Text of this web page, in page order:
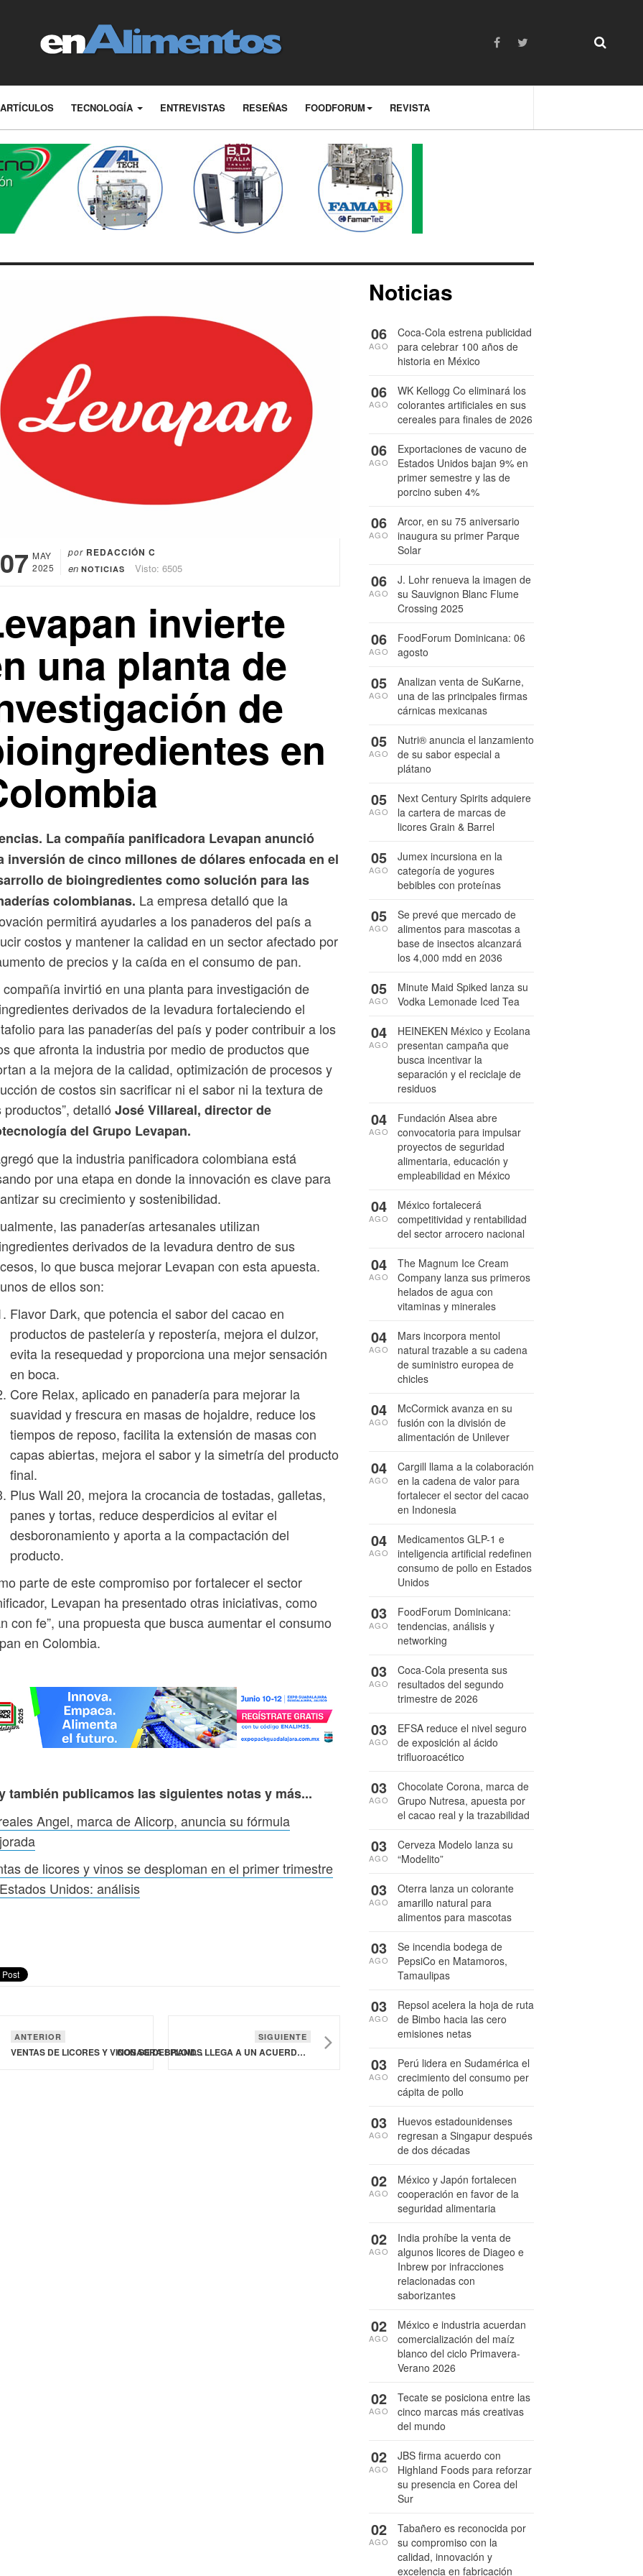
ARTÍCULOS TECNOLOGÍA ENTREVISTAS RESEÑAS FOODFORUM REVISTA
07 MAY
2025
por REDACCIÓN C
en NOTICIAS Visto: 6505
invierte
una planta de
de
en
La compañía panificadora Levapan anunció
inversión de cinco millones de dólares enfocada en el
de bioingredientes como solución para las
colombianas. La empresa detalló que la
permitirá ayudarles a los panaderos del país a
costos y mantener la calidad en un sector afectado por
de precios y la caída en el consumo de pan.
compañía invirtió en una planta para investigación de
derivados de la levadura fortaleciendo el
para las panaderías del país y poder contribuir a los
que afronta la industria por medio de productos que
a la mejora de la calidad, optimización de procesos y
de costos sin sacrificar ni el sabor ni la textura de
productos”, detalló José Villareal, director de
del Grupo Levapan.
que la industria panificadora colombiana está
por una etapa en donde la innovación es clave para
su crecimiento y sostenibilidad.
las panaderías artesanales utilizan
derivados de la levadura dentro de sus
lo que busca mejorar Levapan con esta apuesta.
de ellos son:
Flavor Dark, que potencia el sabor del cacao en
productos de pastelería y repostería, mejora el dulzor,
evita la resequedad y proporciona una mejor sensación
en boca.
Core Relax, aplicado en panadería para mejorar la
suavidad y frescura en masas de hojaldre, reduce los
tiempos de reposo, facilita la extensión de masas con
capas abiertas, mejora el sabor y la simetría del producto
final.
Plus Wall 20, mejora la crocancia de tostadas, galletas,
panes y tortas, reduce desperdicios al evitar el
desboronamiento y aporta a la compactación del
producto.
parte de este compromiso por fortalecer el sector
Levapan ha presentado otras iniciativas, como
con fe”, una propuesta que busca aumentar el consumo
en Colombia.
también publicamos las siguientes notas y más...
Angel, marca de Alicorp, anuncia su fórmula
de licores y vinos se desploman en el primer trimestre
Unidos: análisis
ANTERIOR
VENTAS DE LICORES Y VINOS SE DESPLOMAN EN EL PRIMER TRIMESTRE EN ESTADOS UNIDOS: ANÁLISIS
SIGUIENTE
CONAGRA BRANDS LLEGA A UN ACUERDO CON HOMETOWN FOOD PARA DESINVERTIR EN LA MARCA CHEF BOYARDEE
Noticias
Coca-Cola estrena publicidad
para celebrar 100 años de
historia en México
06
AGO
WK Kellogg Co eliminará los
colorantes artificiales en sus
cereales para finales de 2026
06
AGO
Exportaciones de vacuno de
Estados Unidos bajan 9% en
primer semestre y las de
porcino suben 4%
06
AGO
Arcor, en su 75 aniversario
inaugura su primer Parque
Solar
06
AGO
J. Lohr renueva la imagen de
su Sauvignon Blanc Flume
Crossing 2025
06
AGO
FoodForum Dominicana: 06
agosto
06
AGO
Analizan venta de SuKarne,
una de las principales firmas
cárnicas mexicanas
05
AGO
Nutri® anuncia el lanzamiento
de su sabor especial a
plátano
05
AGO
Next Century Spirits adquiere
la cartera de marcas de
licores Grain & Barrel
05
AGO
Jumex incursiona en la
categoría de yogures
bebibles con proteínas
05
AGO
Se prevé que mercado de
alimentos para mascotas a
base de insectos alcanzará
los 4,000 mdd en 2036
05
AGO
Minute Maid Spiked lanza su
Vodka Lemonade Iced Tea
05
AGO
HEINEKEN México y Ecolana
presentan campaña que
busca incentivar la
separación y el reciclaje de
residuos
04
AGO
Fundación Alsea abre
convocatoria para impulsar
proyectos de seguridad
alimentaria, educación y
empleabilidad en México
04
AGO
México fortalecerá
competitividad y rentabilidad
del sector arrocero nacional
04
AGO
The Magnum Ice Cream
Company lanza sus primeros
helados de agua con
vitaminas y minerales
04
AGO
Mars incorpora mentol
natural trazable a su cadena
de suministro europea de
chicles
04
AGO
McCormick avanza en su
fusión con la división de
alimentación de Unilever
04
AGO
Cargill llama a la colaboración
en la cadena de valor para
fortalecer el sector del cacao
en Indonesia
04
AGO
Medicamentos GLP-1 e
inteligencia artificial redefinen
consumo de pollo en Estados
Unidos
04
AGO
FoodForum Dominicana:
tendencias, análisis y
networking
03
AGO
Coca-Cola presenta sus
resultados del segundo
trimestre de 2026
03
AGO
EFSA reduce el nivel seguro
de exposición al ácido
trifluoroacético
03
AGO
Chocolate Corona, marca de
Grupo Nutresa, apuesta por
el cacao real y la trazabilidad
03
AGO
Cerveza Modelo lanza su
“Modelito”
03
AGO
Oterra lanza un colorante
amarillo natural para
alimentos para mascotas
03
AGO
Se incendia bodega de
PepsiCo en Matamoros,
Tamaulipas
03
AGO
Repsol acelera la hoja de ruta
de Bimbo hacia las cero
emisiones netas
03
AGO
Perú lidera en Sudamérica el
crecimiento del consumo per
cápita de pollo
03
AGO
Huevos estadounidenses
regresan a Singapur después
de dos décadas
03
AGO
México y Japón fortalecen
cooperación en favor de la
seguridad alimentaria
02
AGO
India prohíbe la venta de
algunos licores de Diageo e
Inbrew por infracciones
relacionadas con
saborizantes
02
AGO
México e industria acuerdan
comercialización del maíz
blanco del ciclo Primavera-
Verano 2026
02
AGO
Tecate se posiciona entre las
cinco marcas más creativas
del mundo
02
AGO
JBS firma acuerdo con
Highland Foods para reforzar
su presencia en Corea del
Sur
02
AGO
Tabañero es reconocida por
su compromiso con la
calidad, innovación y
excelencia en fabricación
02
AGO